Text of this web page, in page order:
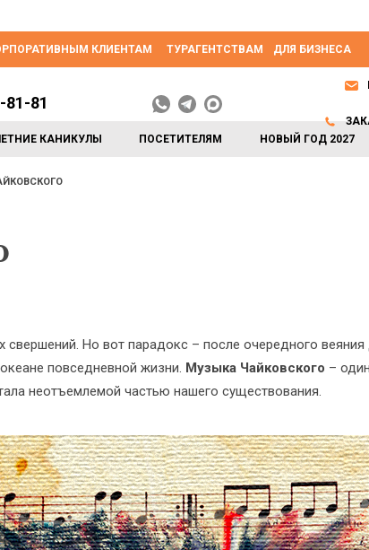
КЛИЕНТАМ ТУРАГЕНТСТВАМ ДЛЯ БИЗНЕСА
КАНИКУЛЫ ПОСЕТИТЕЛЯМ НОВЫЙ ГОД 2027
81-81
Но вот парадокс – после очередного
повседневной жизни. Музыка Чайковского –
неотъемлемой частью нашего существования.